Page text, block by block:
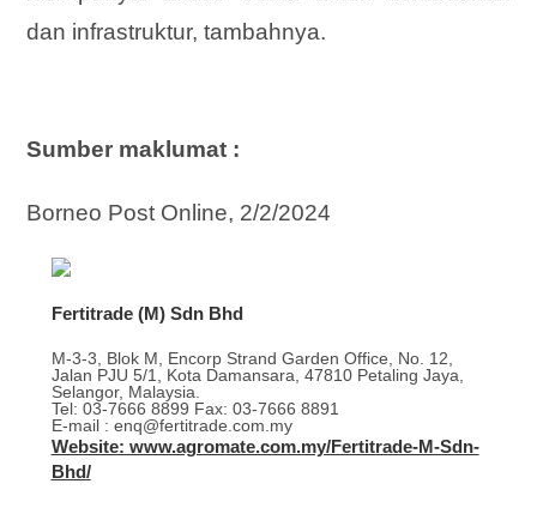
dan infrastruktur, tambahnya.
Sumber maklumat :
Borneo Post Online, 2/2/2024
Fertitrade (M) Sdn Bhd
M-3-3, Blok M, Encorp Strand Garden Office, No. 12,
Jalan PJU 5/1, Kota Damansara, 47810 Petaling Jaya,
Selangor, Malaysia.
Tel: 03-7666 8899 Fax: 03-7666 8891
E-mail : enq@fertitrade.com.my
Website: www.agromate.com.my/Fertitrade-M-Sdn-
Bhd/